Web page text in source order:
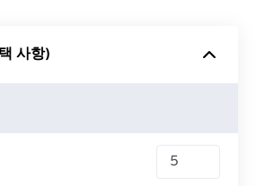
드라이브에서
사항)